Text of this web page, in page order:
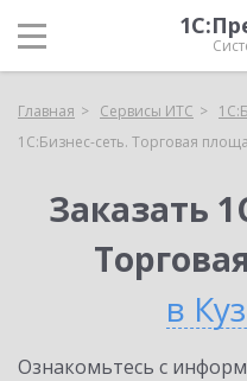
Главная Сервисы ИТС
1С:Бизнес-сеть. Торговая
Заказать
в
Ознакомьтесь с